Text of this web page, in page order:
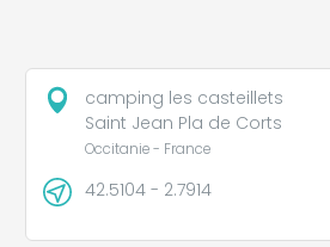
camping les casteillets
Saint Jean Pla de Corts
Occitanie - France
42.5104 - 2.7914